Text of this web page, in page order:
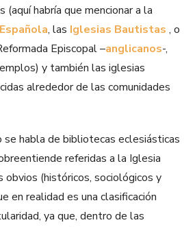
habría que mencionar a la
, las Iglesias Bautistas , o
Episcopal –anglicanos-,
y también las iglesias
alrededor de las comunidades
se habla de bibliotecas eclesiásticas
referidas a la Iglesia
obvios (históricos, sociológicos y
en realidad es una clasificación
ya que, dentro de las